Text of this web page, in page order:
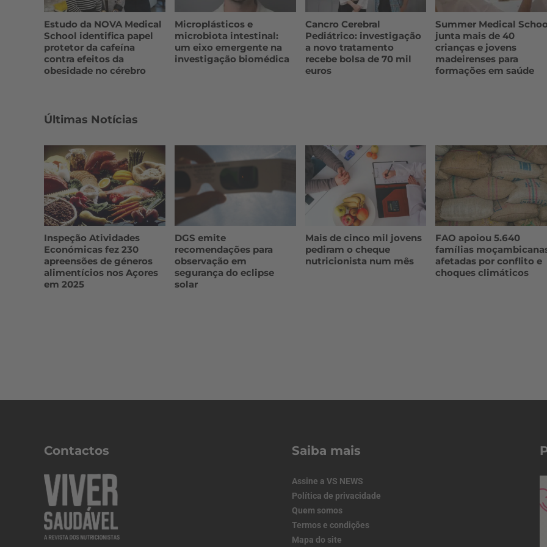
Estudo da NOVA Medical
School identifica papel
protetor da cafeína
contra efeitos da
obesidade no cérebro
Microplásticos e
microbiota intestinal:
um eixo emergente na
investigação biomédica
Cancro Cerebral
Pediátrico: investigação
a novo tratamento
recebe bolsa de 70 mil
euros
Summer Medical
junta mais de 40
crianças e jovens
madeirenses para
formações em saúde
Últimas Notícias
Inspeção Atividades
Económicas fez 230
apreensões de géneros
alimentícios nos Açores
em 2025
DGS emite
recomendações para
observação em
segurança do eclipse
solar
Mais de cinco mil jovens
pediram o cheque
nutricionista num mês
FAO apoiou 5.640
famílias
afetadas por conflito e
choques climáticos
Contactos Saiba mais
Assine a VS NEWS
Política de privacidade
Quem somos
Termos e condições
Mapa do site